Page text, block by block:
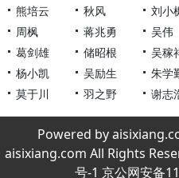
熊培云
秋风 刘小
周枫
蒋兆勇 吴伟
葛剑雄
储昭根 吴稼
杨小凯
吴励生 朱学
莫于川
羽之野 谢志
Powered by
aisixiang.com All Rights
号-1 京公网安备